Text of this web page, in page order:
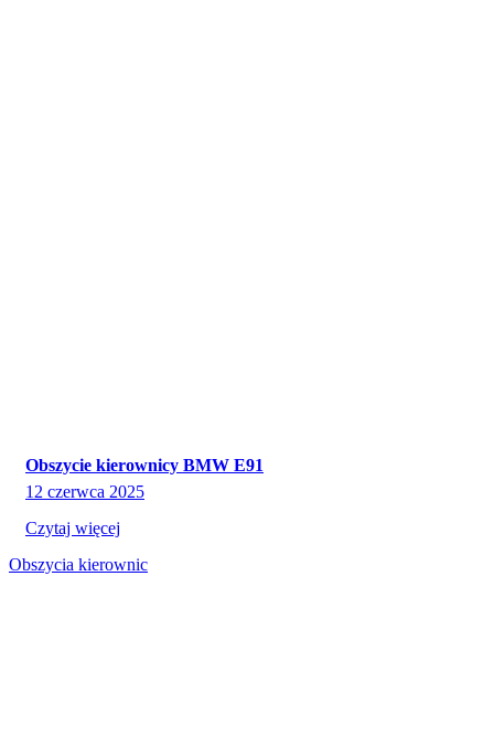
Obszycie kierownicy BMW E91
12 czerwca 2025
Czytaj więcej
Obszycia kierownic